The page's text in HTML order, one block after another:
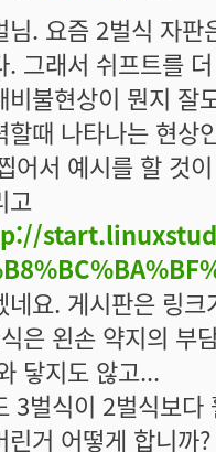
님. 요즘 2벌식 자판
. 그래서 쉬프트를
비불현상이 뭔지 잘
할때 나타나는 현상
어서 예시를 할 것
고
네요. 게시판은 링크
은 왼손 약지의 부
닿지도 않고...
3벌식이 2벌식보다
린거 어떻게 합니까?